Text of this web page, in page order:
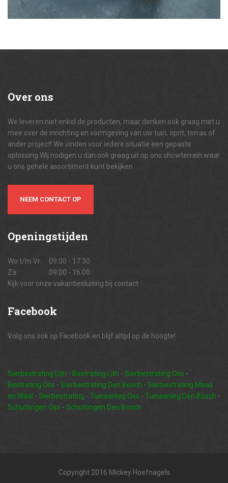
Over ons
We leveren niet enkel de producten, maar denken ook graag met u
mee over de inrichting en vormgeving van uw tuin, oprit, terras of
ander project! We vinden voor iedere situatie een gepaste
oplossing.Wij nodigen u dan ook graag uit op ons showterrein waar
u ons gehele assortiment kunt bekijken.
NEEM CONTACT OP
Openingstijden
Wo t/m Vr:
09.00 - 17.30
Za:
09.00 - 16.00
Kijk voor onze vakantiesluiting bij contact
Facebook
Volg ons ook op Facebook en blijf altijd op de hoogte!
Sierbestrating Lith - Bestrating Lith - Sierbestrating Oss -
Bestrating Oss - Sierbestrating Den Bosch - Sierbestrating Maas
en Waal - Sierbestrating - Tuinaanleg Oss - Tuinaanleg Den Bosch -
Schuttingen Oss - Schuttingen Den Bosch
Copyright 2016 Mickey Hoefnagels